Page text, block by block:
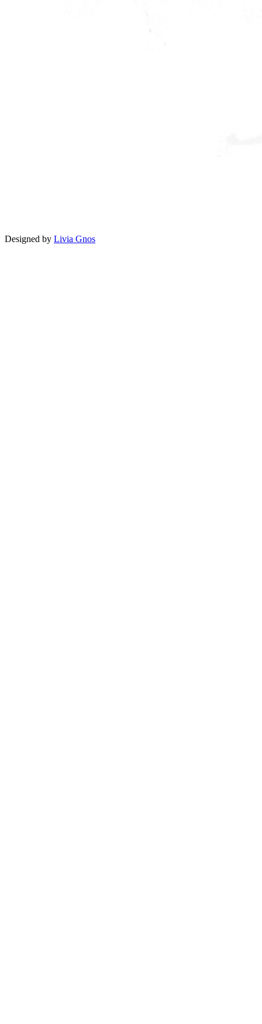
Designed by Livia Gnos